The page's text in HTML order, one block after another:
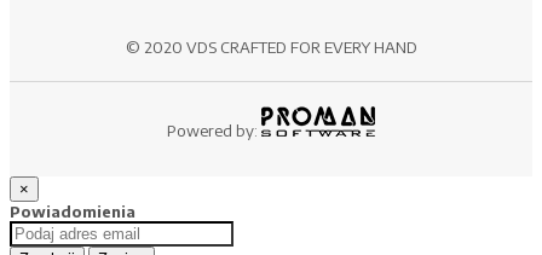
© 2020 VDS CRAFTED FOR EVERY HAND
Powered by:
×
Powiadomienia